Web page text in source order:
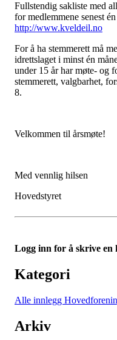
Fullstendig sakliste med
for medlemmene senest
http://www.kveldeil.no
For å ha stemmerett må
idrettslaget i minst én
under 15 år har møte- og
stemmerett, valgbarhet,
8.
Velkommen til årsmøte!
Med vennlig hilsen
Hovedstyret
Logg inn for å skrive en
Kategori
Alle innlegg
Arkiv